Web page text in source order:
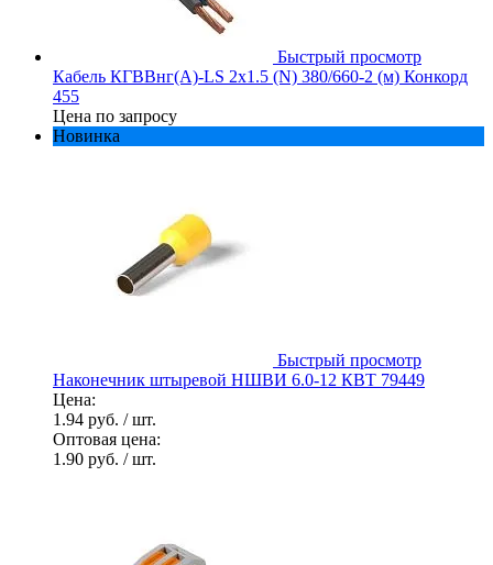
Быстрый просмотр
Кабель КГВВнг(А)-LS 2х1.5 (N) 380/660-2 (м) Конкорд
455
Цена по запросу
Новинка
Быстрый просмотр
Наконечник штыревой НШВИ 6.0-12 КВТ 79449
Цена:
1.94 руб. / шт.
Оптовая цена:
1.90 руб. / шт.